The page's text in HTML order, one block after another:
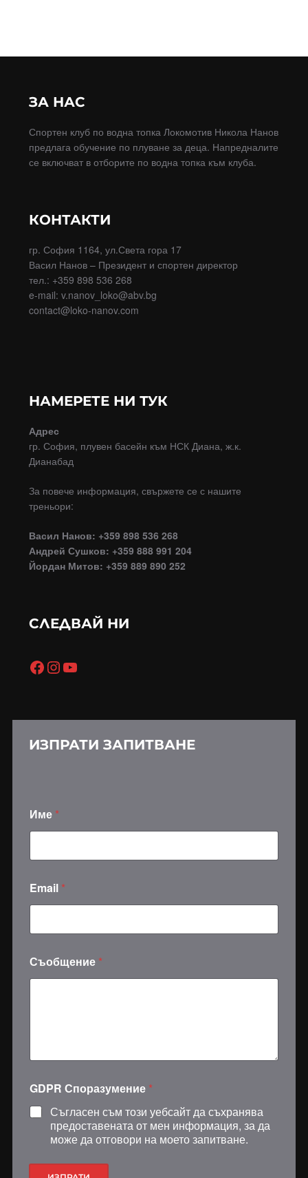
ЗА НАС
Спортен клуб по водна топка Локомотив Никола Нанов
предлага обучение по плуване за деца. Напредналите
се включват в отборите по водна топка към клуба.
КОНТАКТИ
гр. София 1164, ул.Света гора 17
Васил Нанов – Президент и спортен директор
тел.: +359 898 536 268
e-mail: v.nanov_loko@abv.bg
contact@loko-nanov.com
НАМЕРЕТЕ НИ ТУК
Адрес
гр. София, плувен басейн към НСК Диана, ж.к.
Дианабад
За повече информация, свържете се с нашите
треньори:
Васил Нанов: +359 898 536 268
Андрей Сушков: +359 888 991 204
Йордан Митов: +359 889 890 252
СЛЕДВАЙ НИ
Facebook
Instagram
YouTube
ИЗПРАТИ ЗАПИТВАНЕ
Име *
Email *
G
D
Съобщение *
GDPR Споразумение *
Съгласен съм този уебсайт да съхранява
предоставената от мен информация, за да
може да отговори на моето запитване.